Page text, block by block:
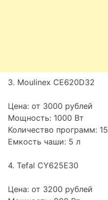
3. Moulinex CE620D32
Цена: от 3000 рублей
Мощность: 1000 Вт
Количество программ: 15
Емкость чаши: 5 л
4. Tefal CY625E30
Цена: от 3200 рублей